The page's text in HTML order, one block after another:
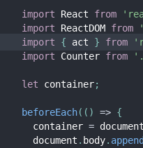
import React from
import ReactDOM from
import
{ act } from
import Counter from
let container;
beforeEach( ( ) => {
  container
= document
  document
. body.